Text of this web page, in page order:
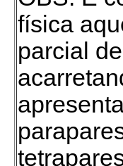
física
parcial